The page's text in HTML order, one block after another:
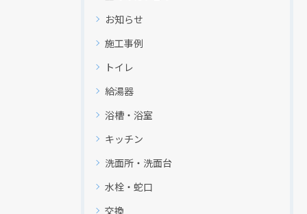
お知らせ
施工事例
トイレ
給湯器
浴槽・浴室
キッチン
洗面所・洗面台
水栓・蛇口
交換